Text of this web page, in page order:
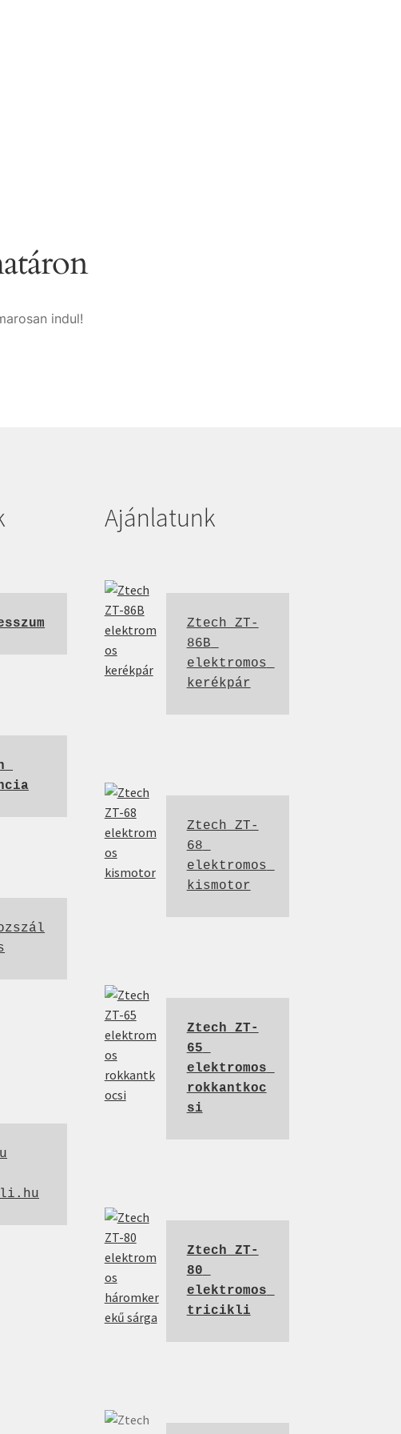
indul!
Ajánlatunk
Ztech ZT-
86B
elektromos
kerékpár
Ztech ZT-
68
elektromos
kismotor
Ztech ZT-
65
elektromos
rokkantkoc
si
Ztech ZT-
80
elektromos
tricikli